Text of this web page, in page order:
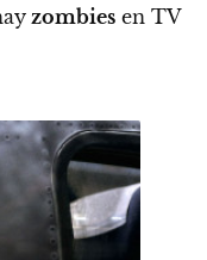
zombies en TV